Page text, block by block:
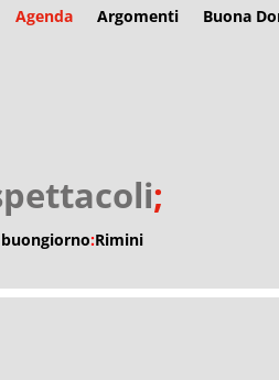
Agenda Argomenti Buona
;
buongiorno:Rimini